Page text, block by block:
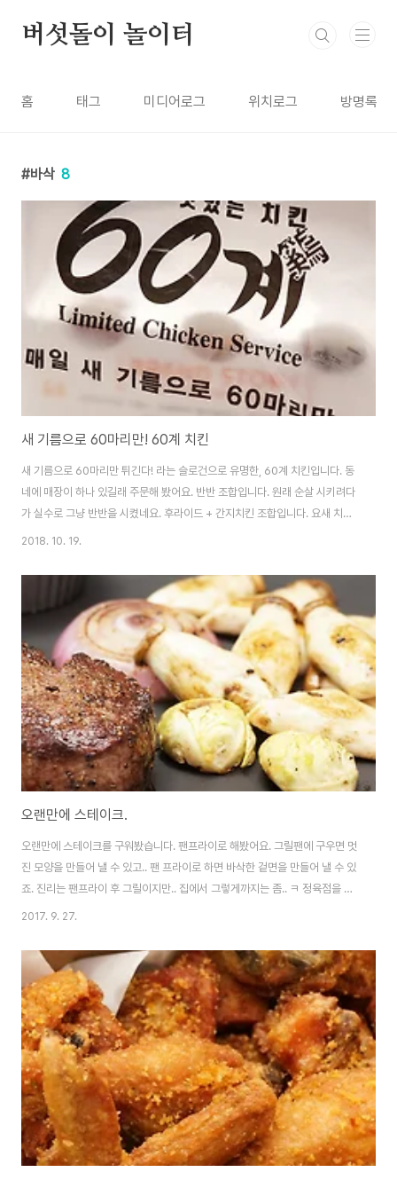
버섯돌이 놀이터
홈 태그 미디어로그 위치로그 방명록
바삭 8
새 기름으로 60마리만! 60계 치킨
새 기름으로 60마리만 튀긴다! 라는 슬로건으로 유명한, 60계 치킨입니다. 동
네에 매장이 하나 있길래 주문해 봤어요. 반반 조합입니다. 원래 순살 시키려다
가 실수로 그냥 반반을 시켰네요. 후라이드 + 간지치킨 조합입니다. 요새 치킨
을 먹는 새로운 조합을 만들었는데, 양파 슬라이스와 샤워크림 소스를 함께 먹
요? 그래서 괜찮을 것 같아서 한번 도전! 근데 진심으로 이 조합 추천합니다. 먹
다보면 느끼하거나 물릴 수 있는 치킨의 맛을 딱 잡아줍니다. 한마리 뚝딱! 할
수 있어요! 후라이드 치킨. 약간 옛날 통닭 느낌이 나는 튀김 형태인데, 77켄터
키 생각도 나고, 정말 60마리만 튀기는지 깔끔한 맛도 있으면서 바삭하니 맛있
습니다. 이쪽..
2018. 10. 19.
오랜만에 스테이크.
오랜만에 스테이크를 구워봤습니다. 팬프라이로 해봤어요. 그릴팬에 구우면 멋
진 모양을 만들어 낼 수 있고.. 팬 프라이로 하면 바삭한 겉면을 만들어 낼 수 있
죠. 진리는 팬프라이 후 그릴이지만.. 집에서 그렇게까지는 좀.. ㅋ 정육점을 오
랜만에 새로 뚫었는데.. 크기가 좀 작은거 외엔 괜찮네요. 뭐 워낙 안심은 크기
2017. 9. 27.